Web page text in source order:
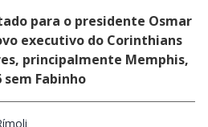
para o presidente Osmar
executivo do Corinthians
principalmente Memphis,
Fabinho